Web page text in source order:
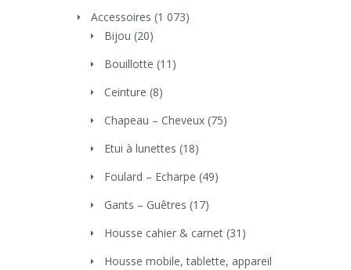
Accessoires (1 073)
Bijou (20)
Bouillotte (11)
Ceinture (8)
Chapeau – Cheveux (75)
Etui à lunettes (18)
Foulard – Echarpe (49)
Gants – Guêtres (17)
Housse cahier & carnet (31)
Housse mobile, tablette, appareil